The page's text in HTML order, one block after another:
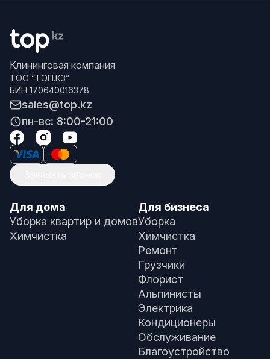
Клининговая компания
ТОО “ТОП.КЗ”
БИН 170640016378
sales@top.kz
пн-вс: 8:00-21:00
Для дома
Уборка квартир и домов
Химчистка
Для бизнеса
Уборка
Химчистка
Ремонт
Грузчики
Флорист
Альпинисты
Электрика
Кондиционеры
Обслуживание
Благоустройство